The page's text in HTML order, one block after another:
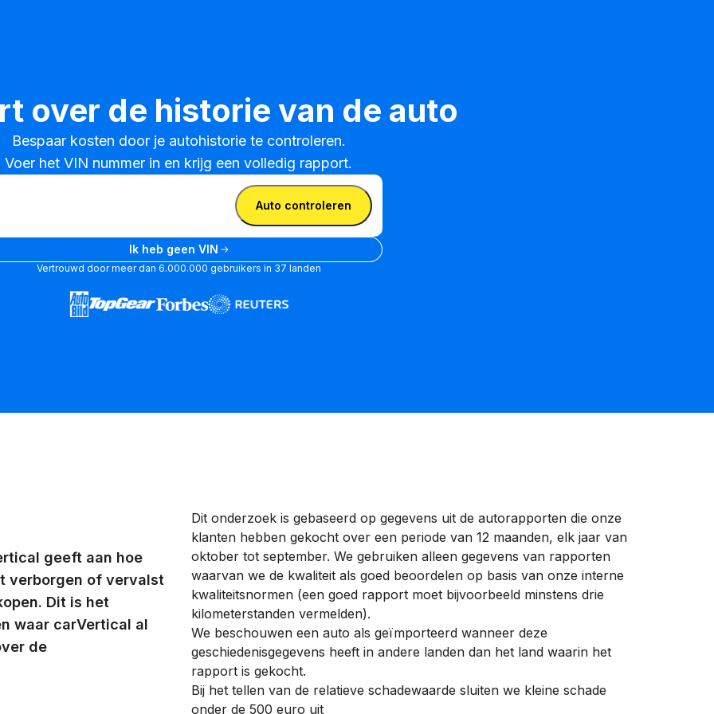
over de historie van de auto
Bespaar kosten door je autohistorie te controleren.
Voer het VIN nummer in en krijg een volledig rapport.
VIN invoeren
Auto controleren
Ik heb geen VIN
Vertrouwd door meer dan 6.000.000 gebruikers in 37 landen
geeft aan hoe
verborgen of vervalst
Dit is het
waar carVertical al
de
Dit onderzoek is gebaseerd op gegevens uit de autorapporten die onze
klanten hebben gekocht over een periode van 12 maanden, elk jaar van
oktober tot september. We gebruiken alleen gegevens van rapporten
waarvan we de kwaliteit als goed beoordelen op basis van onze interne
kwaliteitsnormen (een goed rapport moet bijvoorbeeld minstens drie
kilometerstanden vermelden).
We beschouwen een auto als geïmporteerd wanneer deze
geschiedenisgegevens heeft in andere landen dan het land waarin het
rapport is gekocht.
Bij het tellen van de relatieve schadewaarde sluiten we kleine schade
onder de 500 euro uit